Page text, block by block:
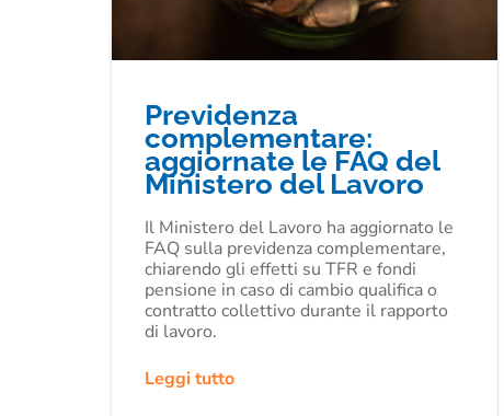
Previdenza
complementare:
aggiornate le FAQ del
Ministero del Lavoro
Il Ministero del Lavoro ha aggiornato le
FAQ sulla previdenza complementare,
chiarendo gli effetti su TFR e fondi
pensione in caso di cambio qualifica o
contratto collettivo durante il rapporto
di lavoro.
Leggi tutto